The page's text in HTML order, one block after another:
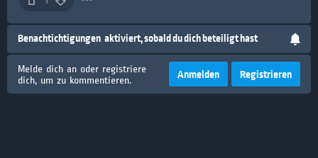
Benachtichtigungen aktiviert, sobald du dich beteiligt hast
Melde dich an oder registriere
dich, um zu kommentieren.
Anmelden Registrieren